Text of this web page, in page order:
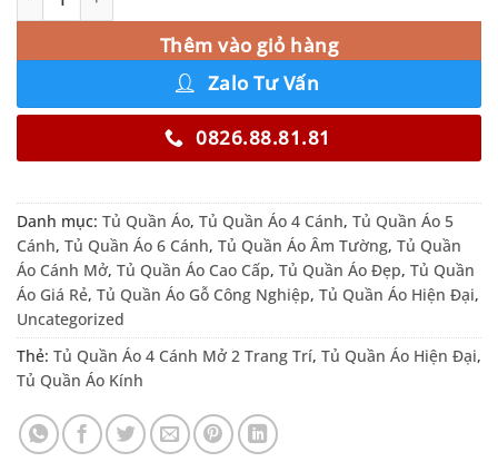
Thêm vào giỏ hàng
Zalo Tư Vấn
0826.88.81.81
Danh mục: Tủ Quần Áo, Tủ Quần Áo 4 Cánh, Tủ Quần Áo 5
Cánh, Tủ Quần Áo 6 Cánh, Tủ Quần Áo Âm Tường, Tủ Quần
Áo Cánh Mở, Tủ Quần Áo Cao Cấp, Tủ Quần Áo Đẹp, Tủ Quần
Áo Giá Rẻ, Tủ Quần Áo Gỗ Công Nghiệp, Tủ Quần Áo Hiện Đại,
Uncategorized
Thẻ: Tủ Quần Áo 4 Cánh Mở 2 Trang Trí, Tủ Quần Áo Hiện Đại,
Tủ Quần Áo Kính